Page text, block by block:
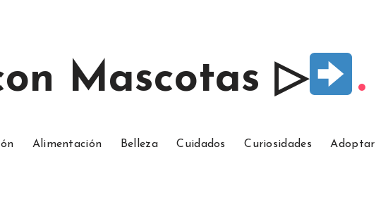
Mascotas ▷
Alimentación Belleza Cuidados Curiosidades Adoptar